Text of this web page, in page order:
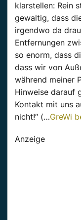
klarstellen: Rein
gewaltig, dass
irgendwo da
Entfernungen
so enorm, dass
dass wir von
während meiner
Hinweise darauf
Kontakt mit uns
nicht!“ (…GreWi
Anzeige